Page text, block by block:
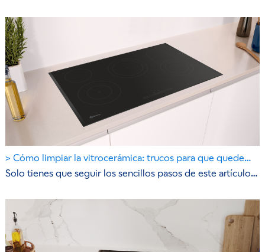
Cómo limpiar la vitrocerámica: trucos para que quede…
Solo tienes que seguir los sencillos pasos de este artículo…